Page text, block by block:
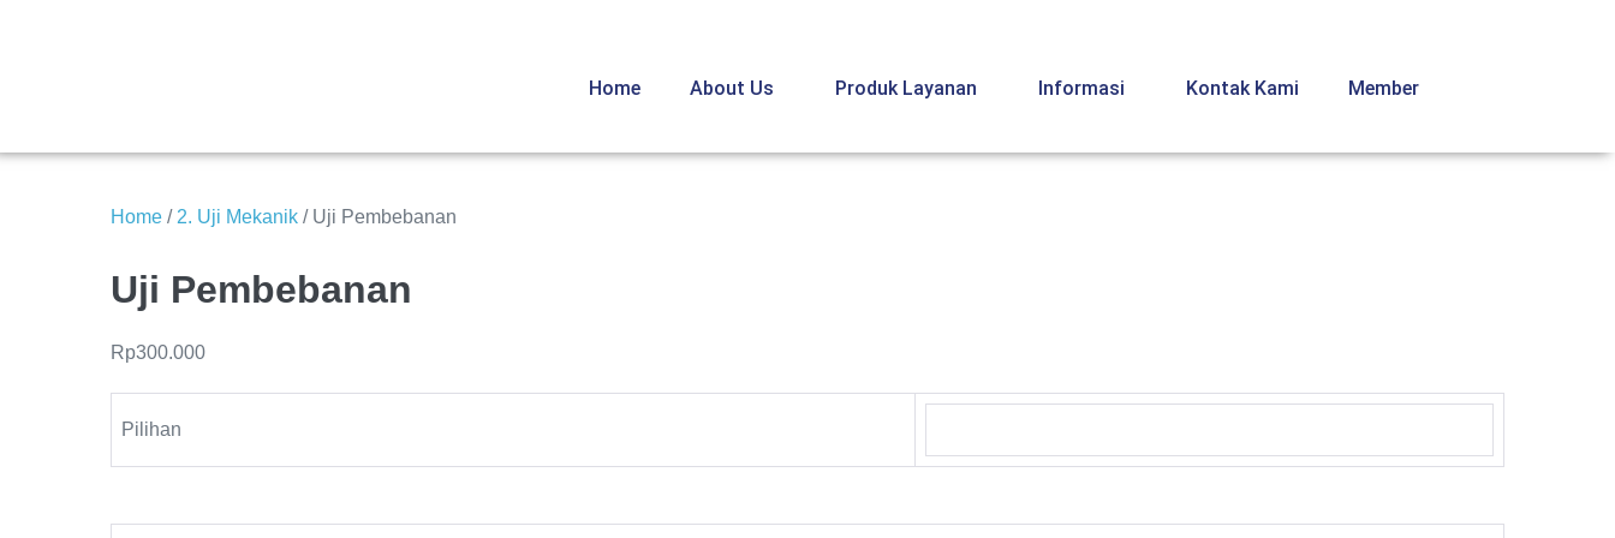
Home About Us Produk Layanan Informasi Kontak Kami Member
Home / 2. Uji Mekanik / Uji Pembebanan
Uji Pembebanan
Rp300.000
Pilihan